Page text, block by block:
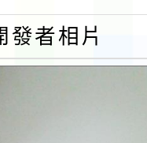
課鐘點教
續甄選)
115學年
1份
年度學生
參觀特色
發者相片